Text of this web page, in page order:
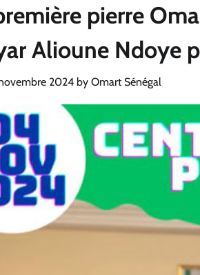
pierre
Alioune Ndoye
2024 by Omart Sénégal